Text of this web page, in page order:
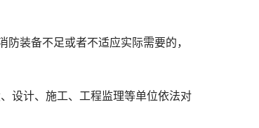
装备不足或者不适应实际需要的，
设计、施工、工程监理等单位依法对